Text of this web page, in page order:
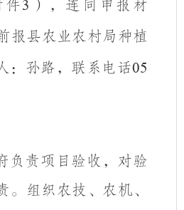
件3 ），连同申报材
报县农业农村局种植
：孙路，联系电话05
负责项目验收，对验
。组织农技、农机、